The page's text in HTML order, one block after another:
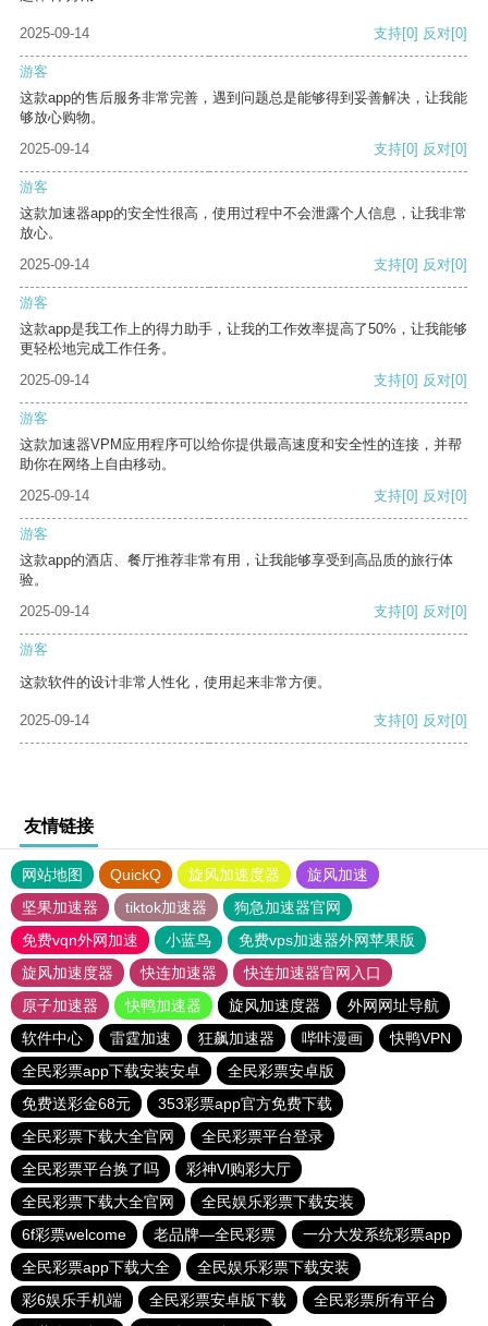
2025-09-14 支持[0] 反对[0]
游客
这款app的售后服务非常完善，遇到问题总是能够得到妥善解决，让我能
够放心购物。
2025-09-14
支持[0] 反对[0]
游客
这款加速器app的安全性很高，使用过程中不会泄露个人信息，让我非常
放心。
2025-09-14
支持[0] 反对[0]
游客
这款app是我工作上的得力助手，让我的工作效率提高了50%，让我能够
更轻松地完成工作任务。
2025-09-14
支持[0] 反对[0]
游客
这款加速器VPM应用程序可以给你提供最高速度和安全性的连接，并帮
助你在网络上自由移动。
2025-09-14
支持[0] 反对[0]
游客
这款app的酒店、餐厅推荐非常有用，让我能够享受到高品质的旅行体
验。
2025-09-14
支持[0] 反对[0]
游客
这款软件的设计非常人性化，使用起来非常方便。
2025-09-14 支持[0] 反对[0]
友情链接
网站地图 QuickQ 旋风加速度器
旋风加速
坚果加速器
tiktok加速器
狗急加速器官网
免费vqn外网加速
小蓝鸟
免费vps加速器外网苹果版
旋风加速度器
快连加速器
快连加速器官网入口
原子加速器
快鸭加速器 旋风加速度器
外网网址导航
软件中心
雷霆加速 狂飙加速器 哔咔漫画
快鸭VPN
全民彩票app下载安装安卓
全民彩票安卓版
免费送彩金68元
353彩票app官方免费下载
全民彩票下载大全官网
全民彩票平台登录
全民彩票平台换了吗
彩神Vl购彩大厅
全民彩票下载大全官网
全民娱乐彩票下载安装
6f彩票welcome
老品牌—全民彩票
一分大发系统彩票app
全民彩票app下载大全
全民娱乐彩票下载安装
彩6娱乐手机端
全民彩票安卓版下载
全民彩票所有平台